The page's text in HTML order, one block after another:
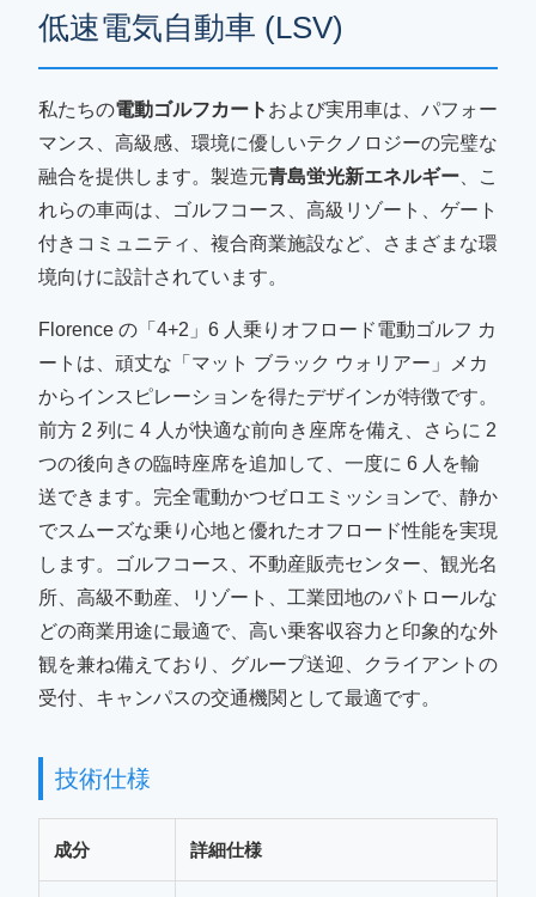
低速電気自動車 (LSV)
私たちの電動ゴルフカート および実用車は、パフォー
マンス、高級感、環境に優しいテクノロジーの完璧な
融合を提供します。製造元青島蛍光新エネルギー 、こ
れらの車両は、ゴルフコース、高級リゾート、ゲート
付きコミュニティ、複合商業施設など、さまざまな環
境向けに設計されています。
Florence の「4+2」6 人乗りオフロード電動ゴルフ カ
ートは、頑丈な「マット ブラック ウォリアー」メカ
からインスピレーションを得たデザインが特徴です。
前方 2 列に 4 人が快適な前向き座席を備え、さらに 2
つの後向きの臨時座席を追加して、一度に 6 人を輸
送できます。完全電動かつゼロエミッションで、静か
でスムーズな乗り心地と優れたオフロード性能を実現
します。ゴルフコース、不動産販売センター、観光名
所、高級不動産、リゾート、工業団地のパトロールな
どの商業用途に最適で、高い乗客収容力と印象的な外
観を兼ね備えており、グループ送迎、クライアントの
受付、キャンパスの交通機関として最適です。
技術仕様
成分 詳細仕様